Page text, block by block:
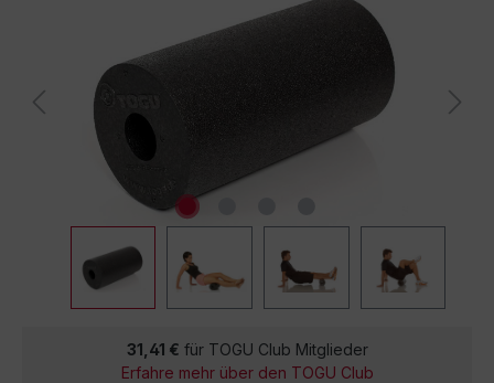
31,41 € für TOGU Club Mitglieder
Erfahre mehr über den TOGU Club